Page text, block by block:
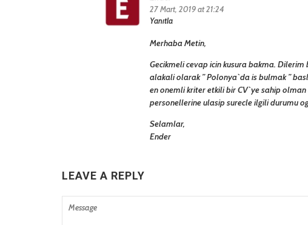
27 Mart, 2019 at 21:24
Yanıtla
Merhaba Metin,
Gecikmeli cevap icin kusura bakma.
alakali olarak ”Polonya`da is bulmak”
en onemli kriter etkili bir CV`ye sahip
personellerine ulasip surecle ilgili durumu
Selamlar,
Ender
LEAVE A REPLY